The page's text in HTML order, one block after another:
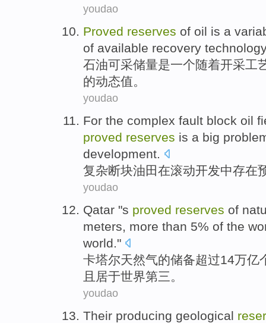
youdao
Proved reserves of oil is a
of available recovery
石油可采储量是一个随着开采工
的动态值。
youdao
For the complex fault block oil
proved reserves is a big
development.
复杂断块油田在滚动开发中存在
youdao
Qatar "s proved reserves of
meters, more than 5% of the
world."
卡塔尔天然气的储备超过14万亿
且 居于世界第三。
youdao
Their producing geological